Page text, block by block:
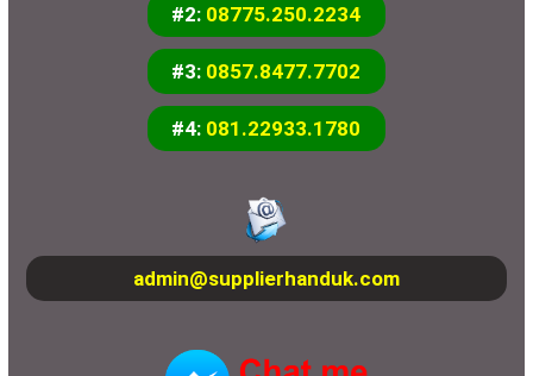
#2: 08775.250.2234
#3: 0857.8477.7702
#4: 081.22933.1780
admin@supplierhanduk.com